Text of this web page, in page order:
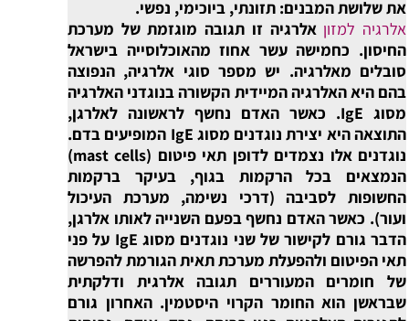
את שלושת המבנים: תזונתי, ביוכימי, נפשי.
אלרגיה למזון אלרגיה זו תגובה מוגזמת של מערכת
החיסון. כחמישה עשר אחוז מהאוכלוסייה בישראל
סובלים מאלרגיה. יש מספר סוגי אלרגיה, הנפוצה
בהם היא האלרגיה המיידית הקשורה בנוגדני האלרגיה
מסוג IgE. כאשר האדם נחשף לראשונה לאלרגן,
התוצאה היא יצירת נוגדנים מסוג IgE המופיעים בדם.
נוגדנים אלו נצמדים לדופן תאי פיטום (mast cells)
הנמצאים בכל הרקמות בגוף, בעיקר ברקמות
החשופות לסביבה (דרכי נשימה, מערכת העיכול
ועור). כאשר האדם נחשף בפעם השנייה לאותו אלרגן,
הדבר גורם לקישור של שני נוגדנים מסוג IgE על פני
תאי הפיטום ולהפעלת מערכת תאית הגורמת להפרשה
של חומרים המעוררים תגובה אלרגית ודלקתית
שבראשן הוא החומר הקרוי היסטמין. האחרון גורם